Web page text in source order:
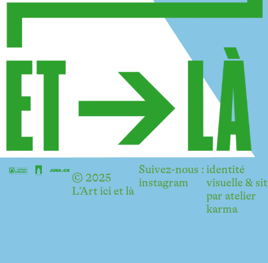
© 2025
L’Art ici et là
Suivez-nous :
instagram
identité
visuelle &
par atelier
karma